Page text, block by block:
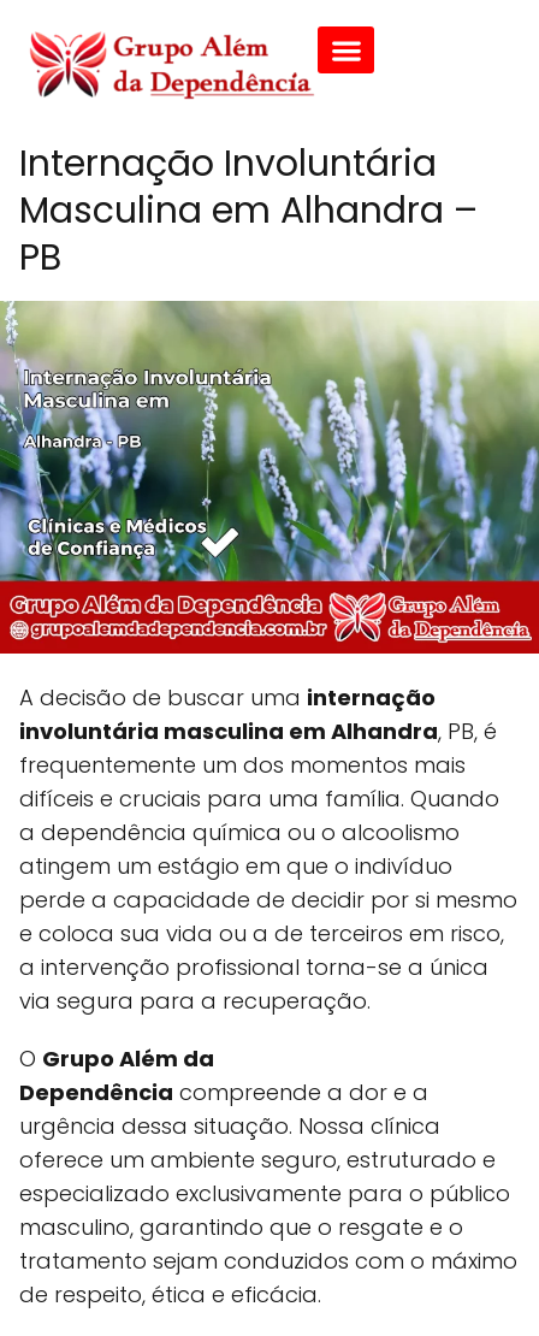
Internação Involuntária
Masculina em Alhandra –
PB
A decisão de buscar uma internação
involuntária masculina em Alhandra, PB, é
frequentemente um dos momentos mais
difíceis e cruciais para uma família. Quando
a dependência química ou o alcoolismo
atingem um estágio em que o indivíduo
perde a capacidade de decidir por si mesmo
e coloca sua vida ou a de terceiros em risco,
a intervenção profissional torna-se a única
via segura para a recuperação.
O Grupo Além da
Dependência compreende a dor e a
urgência dessa situação. Nossa clínica
oferece um ambiente seguro, estruturado e
especializado exclusivamente para o público
masculino, garantindo que o resgate e o
tratamento sejam conduzidos com o máximo
de respeito, ética e eficácia.